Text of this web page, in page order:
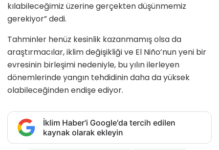
kılabileceğimiz üzerine gerçekten düşünmemiz
gerekiyor” dedi.
Tahminler henüz kesinlik kazanmamış olsa da
araştırmacılar, iklim değişikliği ve El Niño’nun yeni bir
evresinin birleşimi nedeniyle, bu yılın ilerleyen
dönemlerinde yangın tehdidinin daha da yüksek
olabileceğinden endişe ediyor.
İklim Haber'i Google'da tercih edilen
kaynak olarak ekleyin